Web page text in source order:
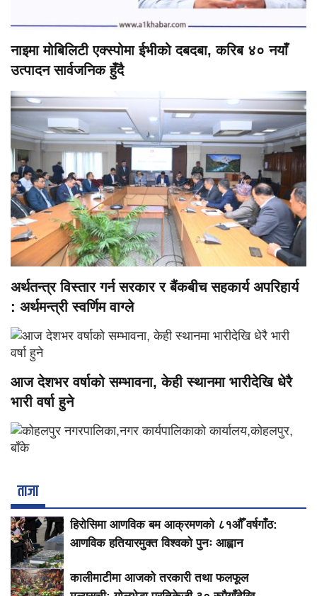
नाइमा मोबिलिटी एक्स्पोमा ईभीको दबदबा, करिब ४० नयाँ
उत्पादन सार्वजनिक हुँदै
अर्थतन्त्र विस्तार गर्न सरकार र बैंकबीच सहकार्य अपरिहार्य
: अर्थमन्त्री स्वर्णिम वाग्ले
आज देशभर वर्षाको सम्भावना, केही स्थानमा भारीदेखि धेरै
भारी वर्षा हुने
ताजा
हिरोसिमा आणविक बम आक्रमणको ८१औँ वर्षगाँठ:
आणविक हतियारमुक्त विश्वको पुनः आह्वान
कालीमाटीमा आजको तरकारी तथा फलफूल